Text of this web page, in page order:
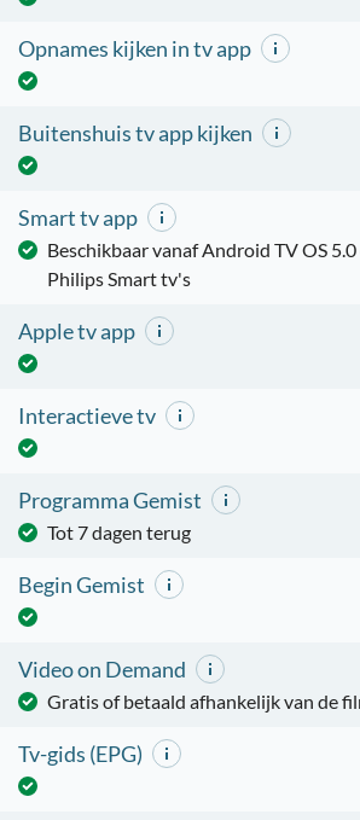
Opnames kijken in tv app
Buitenshuis tv app kijken
Smart tv app
Beschikbaar vanaf Android TV OS 5.0
Philips Smart tv's
Apple tv app
Interactieve tv
Programma Gemist
Tot 7 dagen terug
Begin Gemist
Video on Demand
Gratis of betaald afhankelijk van de
Tv-gids (EPG)